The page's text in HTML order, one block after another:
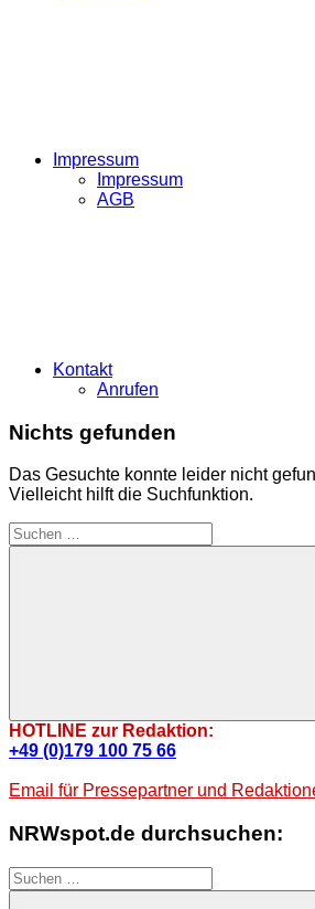
Impressum
Impressum
AGB
Kontakt
Anrufen
Nichts gefunden
Das Gesuchte konnte leider nicht
Vielleicht hilft die Suchfunktion.
Suchen
nach:
Suchen
HOTLINE zur Redaktion:
+49 (0)179 100 75 66
Email für Pressepartner und
NRWspot.de durchsuchen:
Suchen
nach: